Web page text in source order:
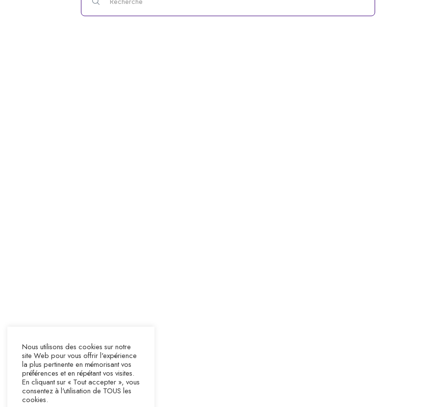
Nous utilisons des cookies sur notre
site Web pour vous offrir l'expérience
la plus pertinente en mémorisant vos
préférences et en répétant vos visites.
En cliquant sur « Tout accepter », vous
consentez à l'utilisation de TOUS les
cookies.